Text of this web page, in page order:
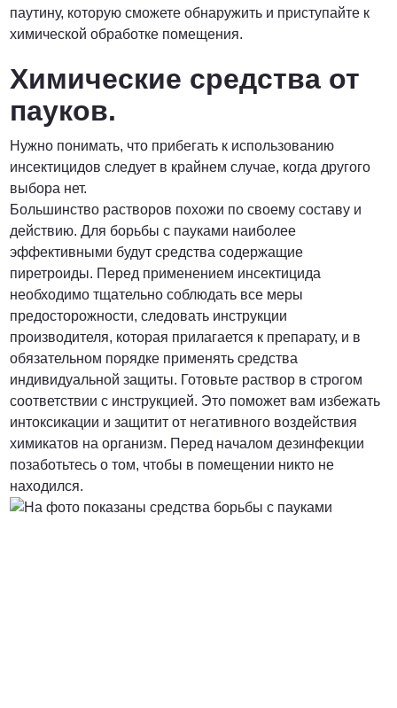
паутину, которую сможете обнаружить и приступайте к
химической обработке помещения.
Химические средства от
пауков.
Нужно понимать, что прибегать к использованию
инсектицидов следует в крайнем случае, когда другого
выбора нет.
Большинство растворов похожи по своему составу и
действию. Для борьбы с пауками наиболее
эффективными будут средства содержащие
пиретроиды. Перед применением инсектицида
необходимо тщательно соблюдать все меры
предосторожности, следовать инструкции
производителя, которая прилагается к препарату, и в
обязательном порядке применять средства
индивидуальной защиты. Готовьте раствор в строгом
соответствии с инструкцией. Это поможет вам избежать
интоксикации и защитит от негативного воздействия
химикатов на организм. Перед началом дезинфекции
позаботьтесь о том, чтобы в помещении никто не
находился.